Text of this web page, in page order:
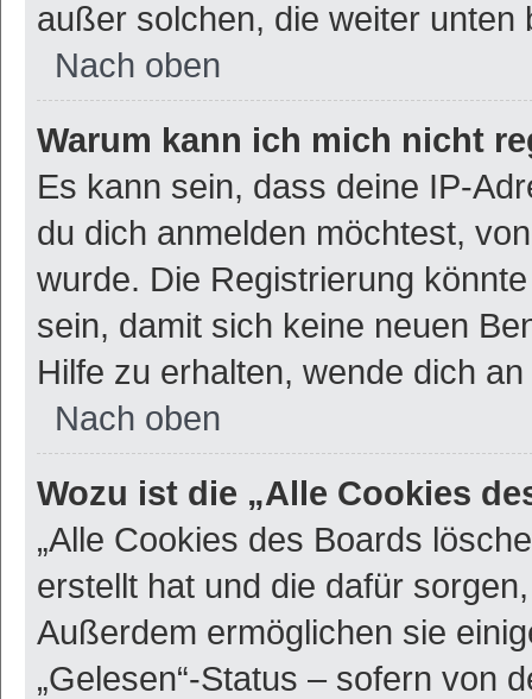
außer solchen, die weiter unten
Nach oben
Warum kann ich mich nicht
Es kann sein, dass deine IP-
du dich anmelden möchtest,
wurde. Die Registrierung
sein, damit sich keine neuen
Hilfe zu erhalten, wende dich
Nach oben
Wozu ist die „Alle Cookies
„Alle Cookies des Boards
erstellt hat und die dafür
Außerdem ermöglichen sie
„Gelesen“-Status – sofern von